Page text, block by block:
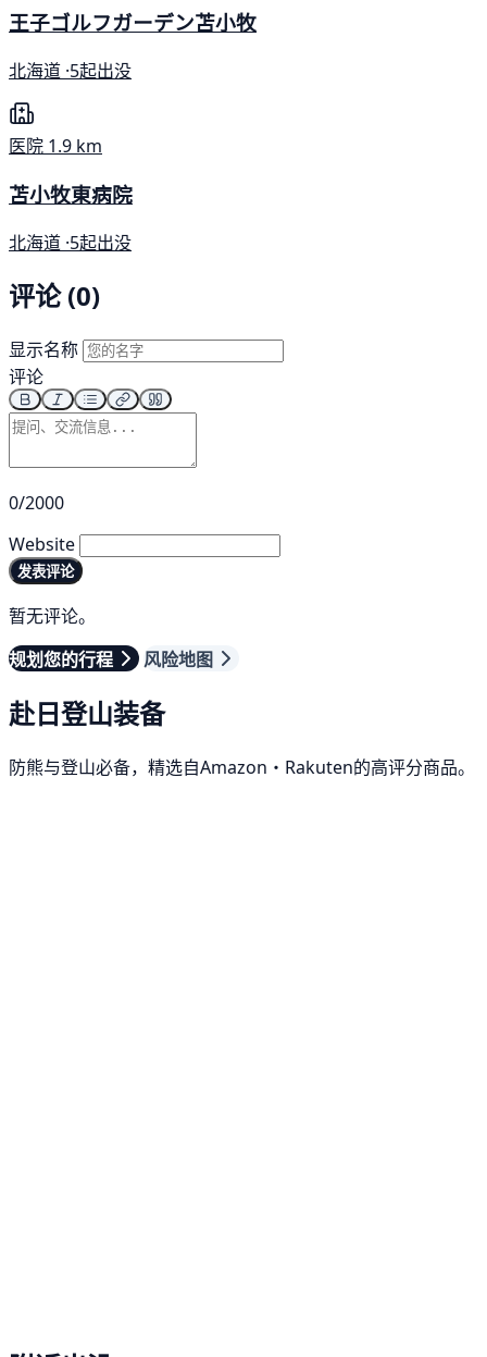
王子ゴルフガーデン苫小牧
北海道 ·5起出没
医院 1.9 km
苫小牧東病院
北海道 ·5起出没
评论 (0)
显示名称
评论
0/2000
Website
发表评论
暂无评论。
规划您的行程
风险地图
赴日登山装备
防熊与登山必备，精选自Amazon・Rakuten的高评分商品。